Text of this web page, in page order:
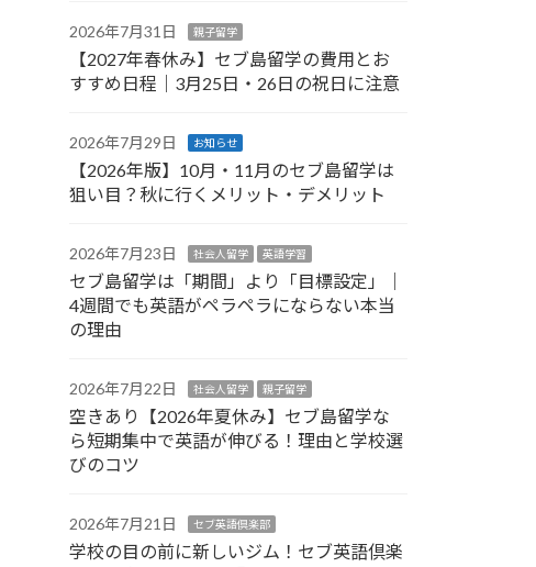
2026年7月31日 親子留学
【2027年春休み】セブ島留学の費用とお
すすめ日程｜3月25日・26日の祝日に注意
2026年7月29日 お知らせ
【2026年版】10月・11月のセブ島留学は
狙い目？秋に行くメリット・デメリット
2026年7月23日 社会人留学 英語学習
セブ島留学は「期間」より「目標設定」｜
4週間でも英語がペラペラにならない本当
の理由
2026年7月22日 社会人留学 親子留学
空きあり【2026年夏休み】セブ島留学な
ら短期集中で英語が伸びる！理由と学校選
びのコツ
2026年7月21日 セブ英語倶楽部
学校の目の前に新しいジム！セブ英語倶楽